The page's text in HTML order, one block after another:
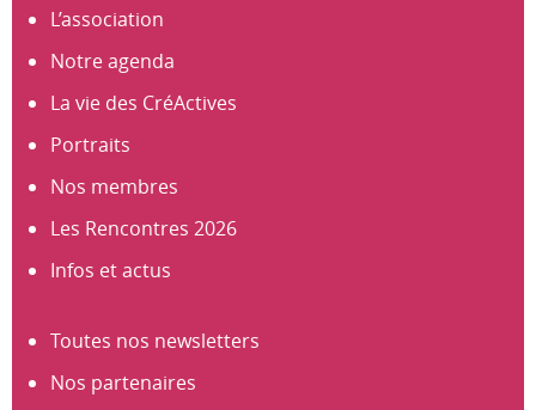
L’association
Notre agenda
La vie des CréActives
Portraits
Nos membres
Les Rencontres 2026
Infos et actus
Toutes nos newsletters
Nos partenaires